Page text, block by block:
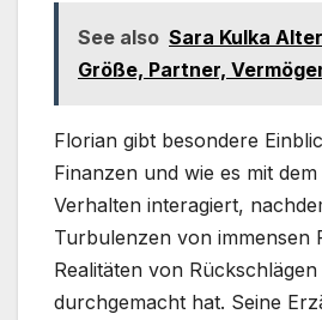
See also Sara Kulka
Größe, Partner,
Florian gibt besondere
Finanzen und wie es mit
Verhalten interagiert,
Turbulenzen von immensen
Realitäten von
durchgemacht hat. Seine